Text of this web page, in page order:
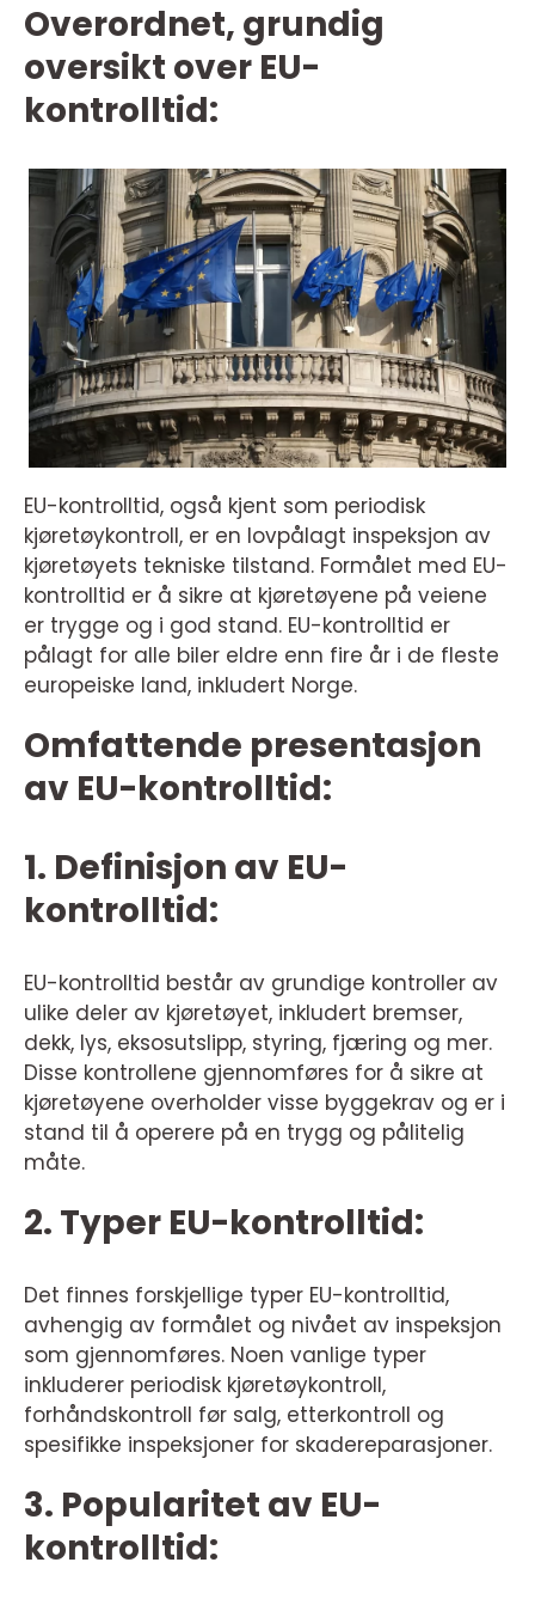
Overordnet, grundig
oversikt over EU-
kontrolltid:
EU-kontrolltid, også kjent som periodisk
kjøretøykontroll, er en lovpålagt inspeksjon av
kjøretøyets tekniske tilstand. Formålet med EU-
kontrolltid er å sikre at kjøretøyene på veiene
er trygge og i god stand. EU-kontrolltid er
pålagt for alle biler eldre enn fire år i de fleste
europeiske land, inkludert Norge.
Omfattende presentasjon
av EU-kontrolltid:
1. Definisjon av EU-
kontrolltid:
EU-kontrolltid består av grundige kontroller av
ulike deler av kjøretøyet, inkludert bremser,
dekk, lys, eksosutslipp, styring, fjæring og mer.
Disse kontrollene gjennomføres for å sikre at
kjøretøyene overholder visse byggekrav og er i
stand til å operere på en trygg og pålitelig
måte.
2. Typer EU-kontrolltid:
Det finnes forskjellige typer EU-kontrolltid,
avhengig av formålet og nivået av inspeksjon
som gjennomføres. Noen vanlige typer
inkluderer periodisk kjøretøykontroll,
forhåndskontroll før salg, etterkontroll og
spesifikke inspeksjoner for skadereparasjoner.
3. Popularitet av EU-
kontrolltid: